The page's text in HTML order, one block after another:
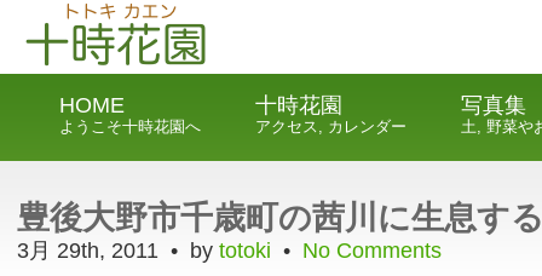
HOME
ようこそ十時花園へ
十時花園
アクセス, カレンダー
写真集
土, 野菜や
豊後大野市千歳町の茜川に生息す
3月 29th, 2011 • by totoki • No Comments